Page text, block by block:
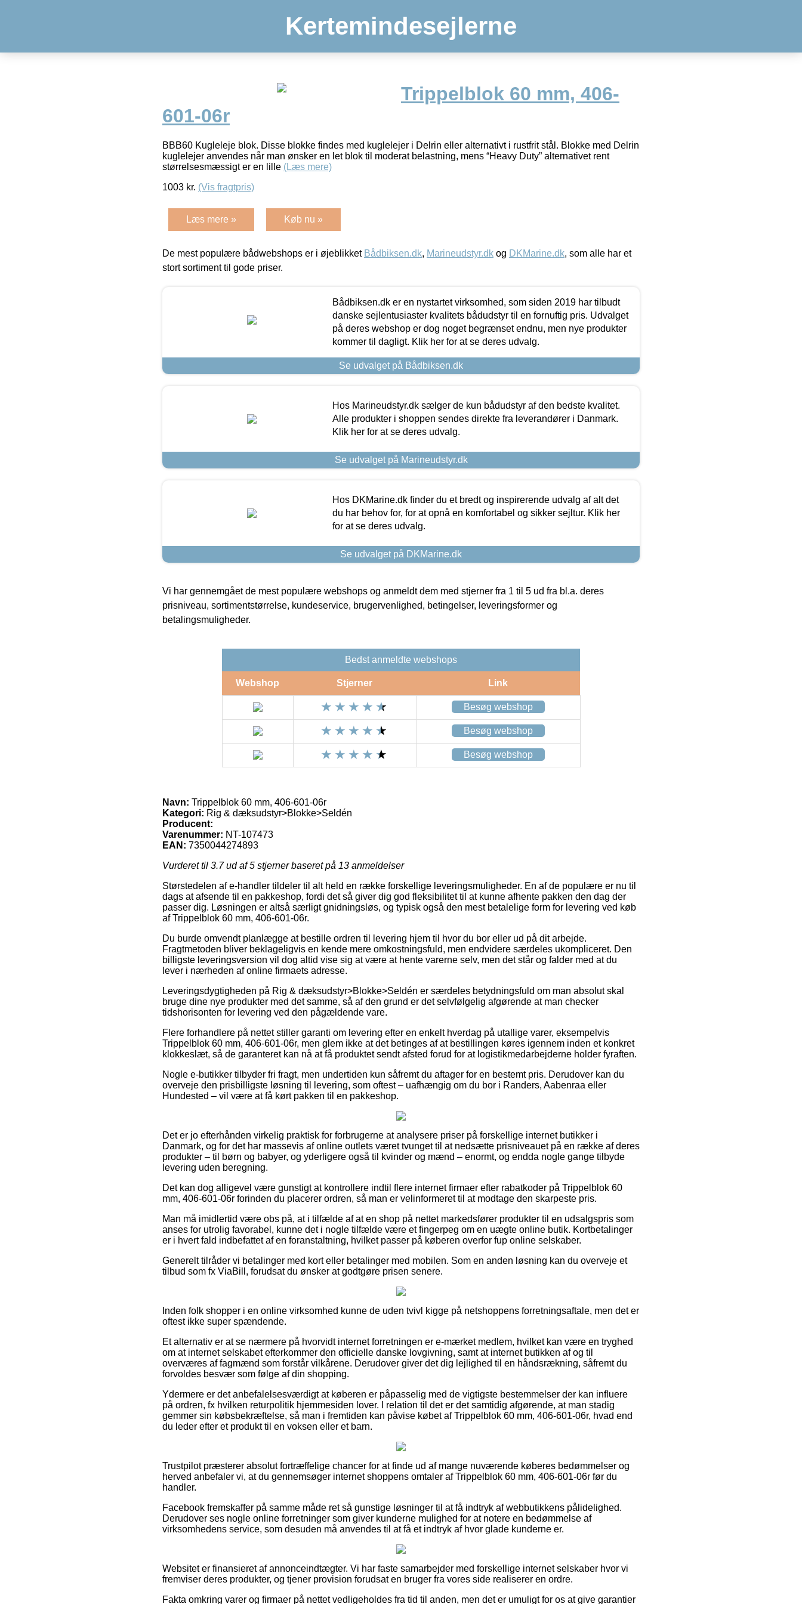
Kertemindesejlerne
Trippelblok 60 mm, 406-
601-06r
BBB60 Kugleleje blok. Disse blokke findes med kuglelejer i Delrin eller alternativt i rustfrit stål. Blokke med Delrin
kuglelejer anvendes når man ønsker en let blok til moderat belastning, mens “Heavy Duty” alternativet rent
størrelsesmæssigt er en lille (Læs mere)
1003 kr. (Vis fragtpris)
Læs mere » Køb nu »
De mest populære bådwebshops er i øjeblikket Bådbiksen.dk, Marineudstyr.dk og DKMarine.dk, som alle har et
stort sortiment til gode priser.
Bådbiksen.dk er en nystartet virksomhed, som siden 2019 har tilbudt
danske sejlentusiaster kvalitets bådudstyr til en fornuftig pris. Udvalget
på deres webshop er dog noget begrænset endnu, men nye produkter
kommer til dagligt. Klik her for at se deres udvalg.
Se udvalget på Bådbiksen.dk
Hos Marineudstyr.dk sælger de kun bådudstyr af den bedste kvalitet.
Alle produkter i shoppen sendes direkte fra leverandører i Danmark.
Klik her for at se deres udvalg.
Se udvalget på Marineudstyr.dk
Hos DKMarine.dk finder du et bredt og inspirerende udvalg af alt det
du har behov for, for at opnå en komfortabel og sikker sejltur. Klik her
for at se deres udvalg.
Se udvalget på DKMarine.dk
Vi har gennemgået de mest populære webshops og anmeldt dem med stjerner fra 1 til 5 ud fra bl.a. deres
prisniveau, sortimentstørrelse, kundeservice, brugervenlighed, betingelser, leveringsformer og
betalingsmuligheder.
Bedst anmeldte webshops
Webshop Stjerner Link
Besøg webshop
Besøg webshop
Besøg webshop
Navn: Trippelblok 60 mm, 406-601-06r
Kategori: Rig & dæksudstyr>Blokke>Seldén
Producent:
Varenummer: NT-107473
EAN: 7350044274893
Vurderet til 3.7ud af 5 stjerner baseret på 13 anmeldelser
Størstedelen af e-handler tildeler til alt held en række forskellige leveringsmuligheder. En af de populære er nu til
dags at afsende til en pakkeshop, fordi det så giver dig god fleksibilitet til at kunne afhente pakken den dag der
passer dig. Løsningen er altså særligt gnidningsløs, og typisk også den mest betalelige form for levering ved køb
af Trippelblok 60 mm, 406-601-06r.
Du burde omvendt planlægge at bestille ordren til levering hjem til hvor du bor eller ud på dit arbejde.
Fragtmetoden bliver beklageligvis en kende mere omkostningsfuld, men endvidere særdeles ukompliceret. Den
billigste leveringsversion vil dog altid vise sig at være at hente varerne selv, men det står og falder med at du
lever i nærheden af online firmaets adresse.
Leveringsdygtigheden på Rig & dæksudstyr>Blokke>Seldén er særdeles betydningsfuld om man absolut skal
bruge dine nye produkter med det samme, så af den grund er det selvfølgelig afgørende at man checker
tidshorisonten for levering ved den pågældende vare.
Flere forhandlere på nettet stiller garanti om levering efter en enkelt hverdag på utallige varer, eksempelvis
Trippelblok 60 mm, 406-601-06r, men glem ikke at det betinges af at bestillingen køres igennem inden et konkret
klokkeslæt, så de garanteret kan nå at få produktet sendt afsted forud for at logistikmedarbejderne holder fyraften.
Nogle e-butikker tilbyder fri fragt, men undertiden kun såfremt du aftager for en bestemt pris. Derudover kan du
overveje den prisbilligste løsning til levering, som oftest – uafhængig om du bor i Randers, Aabenraa eller
Hundested – vil være at få kørt pakken til en pakkeshop.
Det er jo efterhånden virkelig praktisk for forbrugerne at analysere priser på forskellige internet butikker i
Danmark, og for det har massevis af online outlets været tvunget til at nedsætte prisniveauet på en række af deres
produkter – til børn og babyer, og yderligere også til kvinder og mænd – enormt, og endda nogle gange tilbyde
levering uden beregning.
Det kan dog alligevel være gunstigt at kontrollere indtil flere internet firmaer efter rabatkoder på Trippelblok 60
mm, 406-601-06r forinden du placerer ordren, så man er velinformeret til at modtage den skarpeste pris.
Man må imidlertid være obs på, at i tilfælde af at en shop på nettet markedsfører produkter til en udsalgspris som
anses for utrolig favorabel, kunne det i nogle tilfælde være et fingerpeg om en uægte online butik. Kortbetalinger
er i hvert fald indbefattet af en foranstaltning, hvilket passer på køberen overfor fup online selskaber.
Generelt tilråder vi betalinger med kort eller betalinger med mobilen. Som en anden løsning kan du overveje et
tilbud som fx ViaBill, forudsat du ønsker at godtgøre prisen senere.
Inden folk shopper i en online virksomhed kunne de uden tvivl kigge på netshoppens forretningsaftale, men det er
oftest ikke super spændende.
Et alternativ er at se nærmere på hvorvidt internet forretningen er e-mærket medlem, hvilket kan være en tryghed
om at internet selskabet efterkommer den officielle danske lovgivning, samt at internet butikken af og til
overværes af fagmænd som forstår vilkårene. Derudover giver det dig lejlighed til en håndsrækning, såfremt du
forvoldes besvær som følge af din shopping.
Ydermere er det anbefalelsesværdigt at køberen er påpasselig med de vigtigste bestemmelser der kan influere
på ordren, fx hvilken returpolitik hjemmesiden lover. I relation til det er det samtidig afgørende, at man stadig
gemmer sin købsbekræftelse, så man i fremtiden kan påvise købet af Trippelblok 60 mm, 406-601-06r, hvad end
du leder efter et produkt til en voksen eller et barn.
Trustpilot præsterer absolut fortræffelige chancer for at finde ud af mange nuværende køberes bedømmelser og
herved anbefaler vi, at du gennemsøger internet shoppens omtaler af Trippelblok 60 mm, 406-601-06r før du
handler.
Facebook fremskaffer på samme måde ret så gunstige løsninger til at få indtryk af webbutikkens pålidelighed.
Derudover ses nogle online forretninger som giver kunderne mulighed for at notere en bedømmelse af
virksomhedens service, som desuden må anvendes til at få et indtryk af hvor glade kunderne er.
Websitet er finansieret af annonceindtægter. Vi har faste samarbejder med forskellige internet selskaber hvor vi
fremviser deres produkter, og tjener provision forudsat en bruger fra vores side realiserer en ordre.
Fakta omkring varer og firmaer på nettet vedligeholdes fra tid til anden, men det er umuligt for os at give garantier